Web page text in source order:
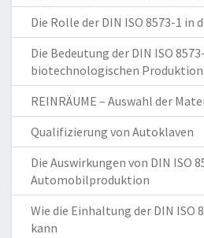
Die Rolle der DIN ISO 8573-1
Die Bedeutung der DIN ISO
biotechnologischen Produktion
REINRÄUME – Auswahl der
Qualifizierung von Autoklaven
Die Auswirkungen von DIN ISO
Automobilproduktion
Wie die Einhaltung der DIN ISO
kann